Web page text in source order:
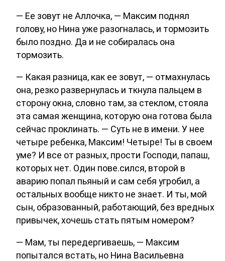
— Ее зовут не Аллочка, — Максим поднял
голову, но Нина уже разогналась, и тормозить
было поздно. Да и не собиралась она
тормозить.
— Какая разница, как ее зовут, — отмахнулась
она, резко развернулась и ткнула пальцем в
сторону окна, словно там, за стеклом, стояла
эта самая женщина, которую она готова была
сейчас проклинать. — Суть не в имени. У нее
четыре ребенка, Максим! Четыре! Ты в своем
уме? И все от разных, прости Господи, папаш,
которых нет. Один пове.сился, второй в
аварию попал пьяный и сам себя угробил, а
остальных вообще никто не знает. И ты, мой
сын, образованный, работающий, без вредных
привычек, хочешь стать пятым номером?
— Мам, ты передергиваешь, — Максим
попытался встать, но Нина Васильевна